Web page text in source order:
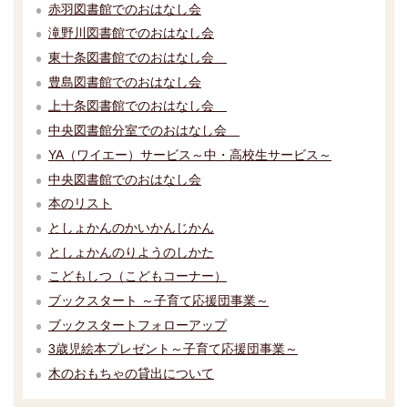
赤羽図書館でのおはなし会
滝野川図書館でのおはなし会
東十条図書館でのおはなし会
豊島図書館でのおはなし会
上十条図書館でのおはなし会
中央図書館分室でのおはなし会
YA（ワイエー）サービス～中・高校生サービス～
中央図書館でのおはなし会
本のリスト
としょかんのかいかんじかん
としょかんのりようのしかた
こどもしつ（こどもコーナー）
ブックスタート ～子育て応援団事業～
ブックスタートフォローアップ
3歳児絵本プレゼント～子育て応援団事業～
木のおもちゃの貸出について